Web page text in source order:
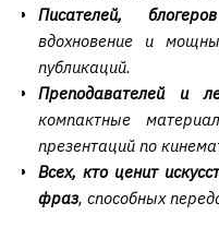
Писателей,
вдохновение и
публикаций.
Преподавателей и
компактные
презентаций по
Всех, кто ценит
фраз, способных